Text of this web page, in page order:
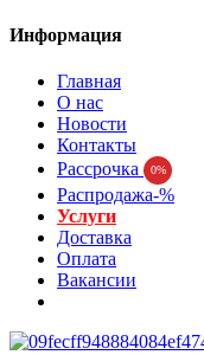
Информация
Главная
О нас
Новости
Контакты
Рассрочка
0%
Распродажа-%
Услуги
Доставка
Оплата
Вакансии